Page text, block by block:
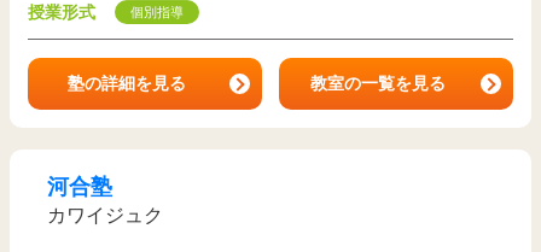
授業形式 個別指導
塾の詳細を見る 教室の一覧を見る
河合塾
カワイジュク